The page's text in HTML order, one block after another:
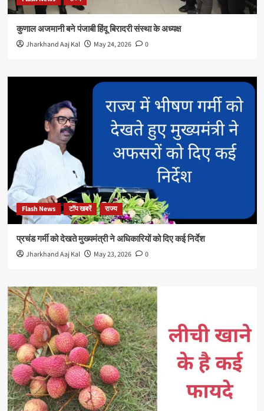
कुणाल अजमानी बने पंजाबी हिंदू बिरादरी संस्था के अध्यक्ष
Jharkhand Aaj Kal May 24, 2026 0
Flash News टॉप खबरें राज्य
प्रचंड गर्मी को देखते मुख्यमंत्री ने अधिकारियों को दिए कई निर्देश
Jharkhand Aaj Kal May 23, 2026 0